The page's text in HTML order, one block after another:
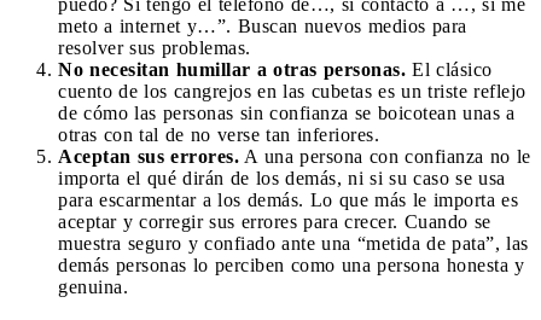
meto a internet y…”. Buscan nuevos medios para
resolver sus problemas.
No necesitan humillar a otras personas. El clásico
cuento de los cangrejos en las cubetas es un triste reflejo
de cómo las personas sin confianza se boicotean unas a
otras con tal de no verse tan inferiores.
Aceptan sus errores. A una persona con confianza no le
importa el qué dirán de los demás, ni si su caso se usa
para escarmentar a los demás. Lo que más le importa es
aceptar y corregir sus errores para crecer. Cuando se
muestra seguro y confiado ante una “metida de pata”, las
demás personas lo perciben como una persona honesta y
genuina.